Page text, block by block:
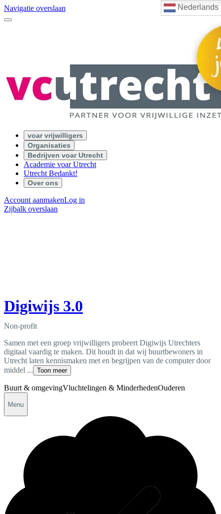
Nederlands
Navigatie overslaan
voar vrijwilligers
Organisaties
Bedrijven voar Utrecht
Academie voar Utrecht
Utrecht Bedankt!
Over ons
Account aanmakenLog in
Zijbalk overslaan
Digiwijs 3.0
Non-profit
Samen met een groep vrijwilligers probeert Digiwijs Utrechters
digitaal vaardig te maken. Dit houdt in dat wij buurtbewoners in
Utrecht laten kennismaken met en begrijpen van de computer door
middel ... Toon meer
Buurt & omgevingVluchtelingen & MinderhedenOuderen
Menu